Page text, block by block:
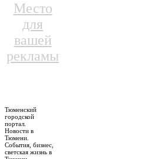
Место
для
вашей
рекламы
Тюменский
городской
портал.
Новости в
Тюмени.
События, бизнес,
светская жизнь в